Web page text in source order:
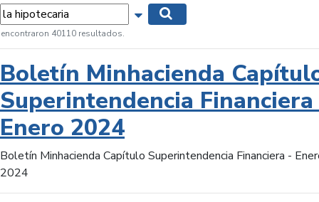
Mostrar opciones de búsqueda
encontraron 40110 resultados.
Boletín Minhacienda
Superintendencia
Enero 2024
Boletín Minhacienda Capítulo Superintendencia Financiera -
2024